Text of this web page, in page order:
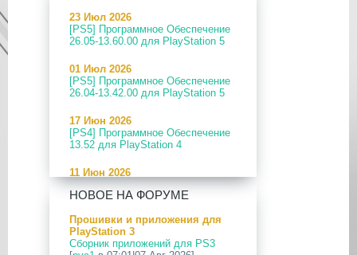
23 Июл 2026
[PS5] Программное Обеспечение
26.05-13.60.00 для PlayStation 5
01 Июл 2026
[PS5] Программное Обеспечение
26.04-13.42.00 для PlayStation 5
17 Июн 2026
[PS4] Программное Обеспечение
13.52 для PlayStation 4
11 Июн 2026
[PS5] Программное Обеспечение
26.04-13.40.00 для PlayStation 5
24 Апр 2026
[PS5] Программное Обеспечение
26.03-13.20.00 для PlayStation 5
НОВОЕ НА ФОРУМЕ
Прошивки и приложения для
PlayStation 3
Сборник приложений для PS3